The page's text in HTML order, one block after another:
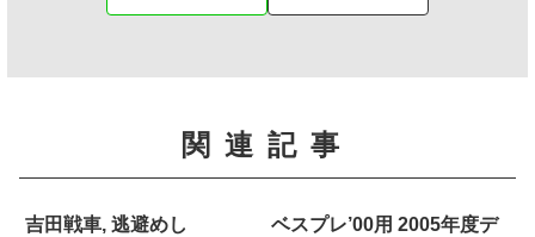
関連記事
吉田戦車, 逃避めし
ベスプレ’00用 2005年度デ